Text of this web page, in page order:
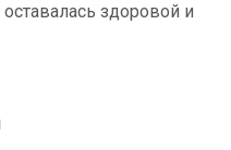
здоровой и